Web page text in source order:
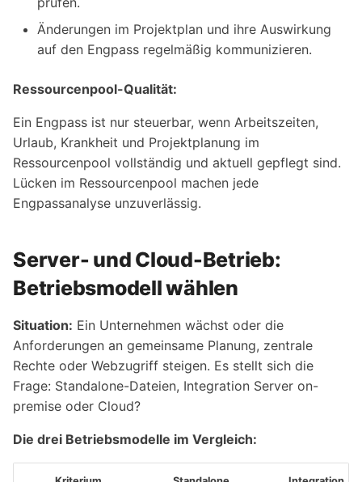
Änderungen im Projektplan und ihre Auswirkung
auf den Engpass regelmäßig kommunizieren.
Ressourcenpool-Qualität:
Ein Engpass ist nur steuerbar, wenn Arbeitszeiten,
Urlaub, Krankheit und Projektplanung im
Ressourcenpool vollständig und aktuell gepflegt sind.
Lücken im Ressourcenpool machen jede
Engpassanalyse unzuverlässig.
Server- und Cloud-Betrieb:
Betriebsmodell wählen
Situation: Ein Unternehmen wächst oder die
Anforderungen an gemeinsame Planung, zentrale
Rechte oder Webzugriff steigen. Es stellt sich die
Frage: Standalone-Dateien, Integration Server on-
premise oder Cloud?
Die drei Betriebsmodelle im Vergleich: